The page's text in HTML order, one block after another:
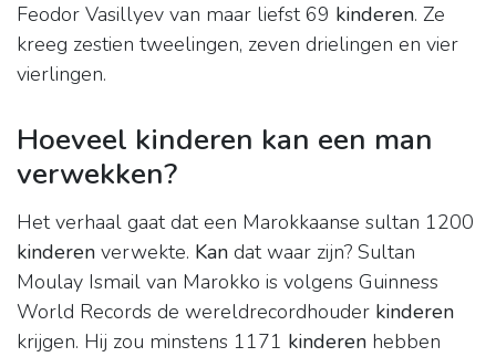
Feodor Vasillyev van maar liefst 69 kinderen. Ze
kreeg zestien tweelingen, zeven drielingen en vier
vierlingen.
Hoeveel kinderen kan een man
verwekken?
Het verhaal gaat dat een Marokkaanse sultan 1200
kinderen verwekte. Kan dat waar zijn? Sultan
Moulay Ismail van Marokko is volgens Guinness
World Records de wereldrecordhouder kinderen
krijgen. Hij zou minstens 1171 kinderen hebben